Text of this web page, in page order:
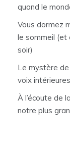
quand le
Vous dormez
le sommeil (et
soir)
Le mystère de
voix intérieures
À l’écoute de
notre plus